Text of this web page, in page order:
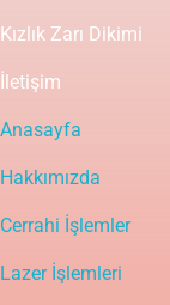
Kızlık Zarı Dikimi
İletişim
Anasayfa
Hakkımızda
Cerrahi İşlemler
Lazer İşlemleri